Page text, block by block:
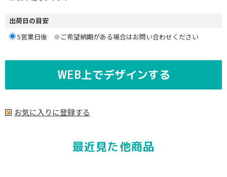
出荷日の目安
5営業日後 ※ご希望納期がある場合はお問い合わせください
WEB上でデザインする
お気に入りに登録する
最近見た他商品